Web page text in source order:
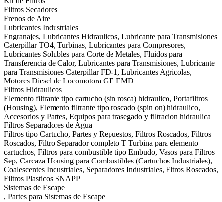
Filtros Secadores
Frenos de Aire
Lubricantes Industriales
Engranajes, Lubricantes Hidraulicos, Lubricante para Transmisiones
Caterpillar TO4, Turbinas, Lubricantes para Compresores,
Lubricantes Solubles para Corte de Metales, Fluidos para
Transferencia de Calor, Lubricantes para Transmisiones, Lubricante
para Transmisiones Caterpillar FD-1, Lubricantes Agricolas,
Motores Diesel de Locomotora GE EMD
Filtros Hidraulicos
Elemento filtrante tipo cartucho (sin rosca) hidraulico, Portafiltros
(Housing), Elemento filtrante tipo roscado (spin on) hidraulico,
Accesorios y Partes, Equipos para trasegado y filtracion hidraulica
Filtros Separadores de Agua
Filtros tipo Cartucho, Partes y Repuestos, Filtros Roscados, Filtros
Roscados, Filtro Separador completo T Turbina para elemento
cartuchos, Filtros para combustible tipo Embudo, Vasos para Filtros
Sep, Carcaza Housing para Combustibles (Cartuchos Industriales),
Coalescentes Industriales, Separadores Industriales, Fltros Roscados,
Filtros Plasticos SNAPP
Sistemas de Escape
, Partes para Sistemas de Escape